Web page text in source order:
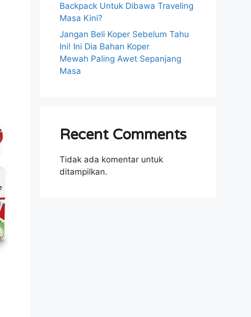
Backpack Untuk Dibawa Traveling
Masa Kini?
Jangan Beli Koper Sebelum Tahu
Ini! Ini Dia Bahan Koper
Mewah Paling Awet Sepanjang
Masa
Recent Comments
Tidak ada komentar untuk
ditampilkan.